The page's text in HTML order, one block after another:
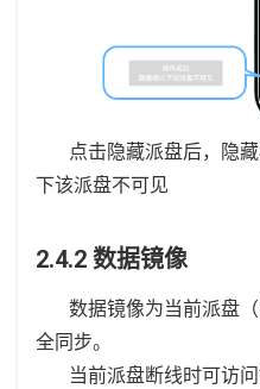
点击隐藏派盘后，隐藏
下该派盘不可见
2.4.2 数据镜像
数据镜像为当前派盘（
全同步。
当前派盘断线时可访问